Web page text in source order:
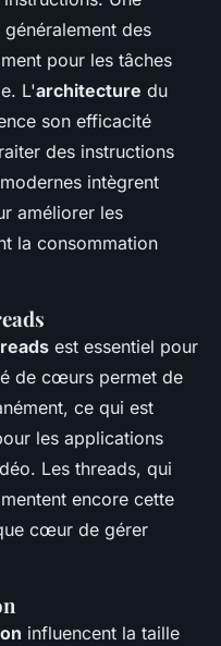
des
pour les tâches
L'architecture du
son efficacité
des instructions
intègrent
améliorer les
la consommation
est essentiel pour
de cœurs permet de
ce qui est
les applications
Les threads, qui
encore cette
cœur de gérer
influencent la taille